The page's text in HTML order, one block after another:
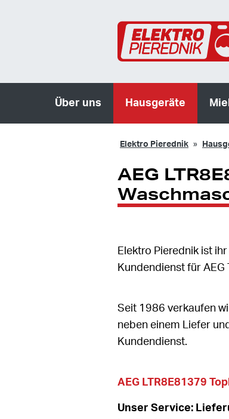
Über uns Hausgeräte
Elektro Pierednik
AEG
Elektro Pierednik ist
Kundendienst für
Seit 1986 verkaufen
neben einem Liefer
Kundendienst.
AEG LTR8E81379
Unser Service: